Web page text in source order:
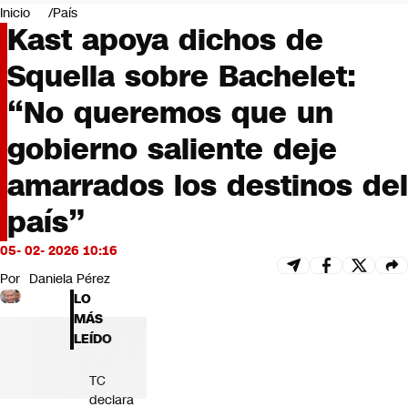
Negocios
Deportes
Programas completos
Cultura
Servicios
Bits
CNN tiempo
Futuro 360
Opinión
Inicio País
Kast apoya dichos de
Squella sobre Bachelet:
“No queremos que un
gobierno saliente deje
amarrados los destinos del
país”
05- 02- 2026 10:16
Por Daniela Pérez
LO
MÁS
LEÍDO
TC
declara